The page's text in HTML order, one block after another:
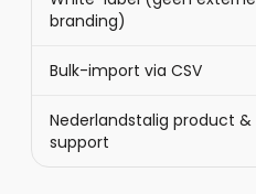
branding)
Bulk-import via CSV
Nederlandstalig product &
support